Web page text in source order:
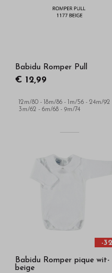
Babidu Romper Pull
€ 12,99
12m/80 - 18m/86 - 1m/56 - 24m/92
3m/62 - 6m/68 - 9m/74
-
Babidu Romper pique wit-
beige